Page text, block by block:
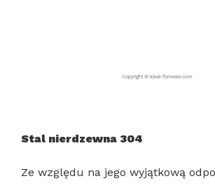
Stal nierdzewna 304
Ze względu na jego wyjątkową